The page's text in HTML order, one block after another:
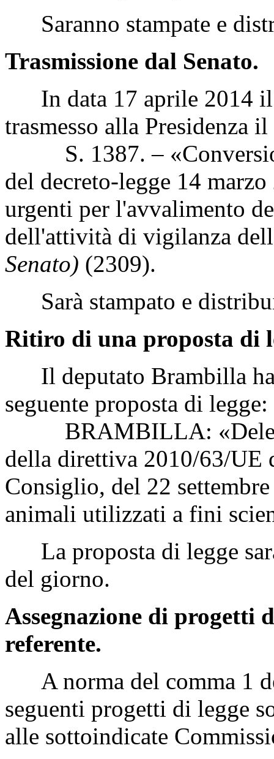
Saranno stampate e
Trasmissione dal Senato.
In data 17 aprile 2014 il
trasmesso alla Presidenza
S. 1387. –
del decreto-legge 14
urgenti per l'avvalimento
dell'attività di vigilanza
Senato) (2309).
Sarà stampato e
Ritiro di una proposta di
Il deputato Brambilla
seguente proposta di legge:
BRAMBILLA: «Delega
della direttiva 2010/63/UE
Consiglio, del 22
animali utilizzati a fini
La proposta di legge
del giorno.
Assegnazione di progetti
referente.
A norma del comma 1
seguenti progetti di legge
alle sottoindicate